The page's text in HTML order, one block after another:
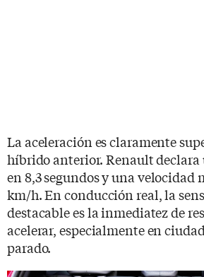
La aceleración es claramente
híbrido anterior. Renault declara
en 8,3 segundos y una velocidad
km/h. En conducción real, la
destacable es la inmediatez de
acelerar, especialmente en
parado.